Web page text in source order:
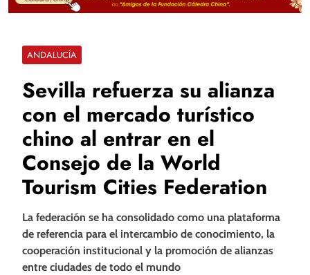
ANDALUCÍA
Sevilla refuerza su alianza
con el mercado turístico
chino al entrar en el
Consejo de la World
Tourism Cities Federation
La federación se ha consolidado como una plataforma
de referencia para el intercambio de conocimiento, la
cooperación institucional y la promoción de alianzas
entre ciudades de todo el mundo